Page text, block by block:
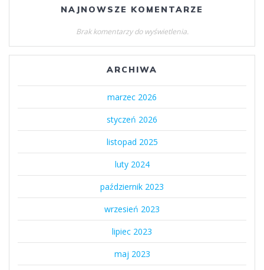
NAJNOWSZE KOMENTARZE
Brak komentarzy do wyświetlenia.
ARCHIWA
marzec 2026
styczeń 2026
listopad 2025
luty 2024
październik 2023
wrzesień 2023
lipiec 2023
maj 2023